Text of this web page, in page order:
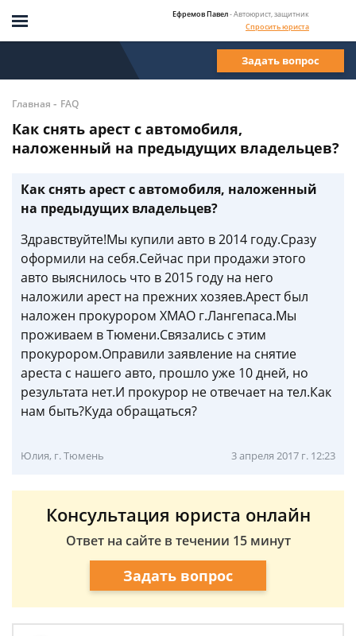
Ефремов Павел- Автоюрист, защитник
Спросить юриста
Задать вопрос
Главная - FAQ
Как снять арест с автомобиля,
наложенный на предыдущих владельцев?
Как снять арест с автомобиля, наложенный
на предыдущих владельцев?
Здравствуйте!Мы купили авто в 2014 году.Сразу
оформили на себя.Сейчас при продажи этого
авто выяснилось что в 2015 году на него
наложили арест на прежних хозяев.Арест был
наложен прокурором ХМАО г.Лангепаса.Мы
проживаем в Тюмени.Связались с этим
прокурором.Оправили заявление на снятие
ареста с нашего авто, прошло уже 10 дней, но
результата нет.И прокурор не отвечает на тел.Как
нам быть?Куда обращаться?
Юлия, г. Тюмень 3 апреля 2017 г. 12:23
Консультация юриста онлайн
Ответ на сайте в течении 15 минут
Задать вопрос